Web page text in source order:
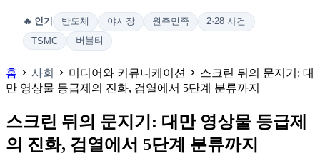
🔥 인기 반도체 야시장 원주민족
2·28 사건
TSMC
버블티
홈 사회 미디어와 커뮤니케이션
스크린 뒤의 문지기: 대
만 영상물 등급제의 진화, 검열에서 5단계 분류까지
스크린 뒤의 문지기: 대만 영상물 등급제
의 진화, 검열에서 5단계 분류까지